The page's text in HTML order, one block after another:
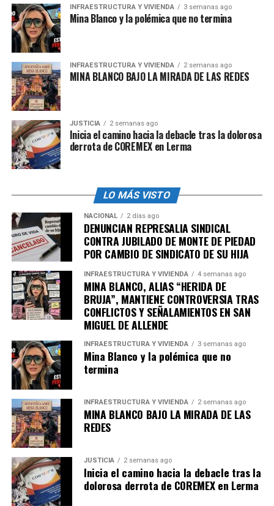
Sin consenso político para
avance
Asimismo consideraron que las propuestas de gravar
remesas no ha logrado avanzar debido a la falta de
consenso político.
Incluso dentro de sectores que podrían mostrarse
partidarios a políticas migratorias más estrictas o
restrictivas, suele prevalecer una posición crítica hacia
la creación de nuevos impuestos, lo cual limita el apoyo
a estas medidas.
En el 2017 el actual presidente estadounidense, Donald
Trump, en su primer mandato propuso un impuesto
sobre los envíos de remesas a México y no avanzó.
También está, para la referencia, el caso de Oklahoma
que desde el 2017 grava los envíos de remesas a México.
Según cifras de Banco de México Oklahoma originó 0.8%
de los envíos totales de remesas al país en el primer
trimestre del 2025, que ascienden a 112 millones de
dólares, una cifra que contrasta con los 4,400 millones
de dólares que envía California, el principal emisor de
remesas a México.
“Una posible explicación para la baja recaudación es que
la concentración de población migrante mexicana es
relativamente menor”, observaron.
Sin embargo, “en algunos casos, las personas podrían
optar por utilizar canales alternativos, incluyendo
mecanismos informales, los cuales no estarían sujetos a
la imposición fiscal aunque podrían implicar mayores
costos”.
INFRAESTRUCTURA Y VIVIENDA 3 semanas ago
Mina Blanco y la polémica que no termina
INFRAESTRUCTURA Y VIVIENDA 2 semanas ago
MINA BLANCO BAJO LA MIRADA DE LAS REDES
JUSTICIA 2 semanas ago
Inicia el camino hacia la debacle tras la dolorosa
derrota de COREMEX en Lerma
LO MÁS VISTO
NACIONAL 2 días ago
DENUNCIAN REPRESALIA SINDICAL
CONTRA JUBILADO DE MONTE DE PIEDAD
POR CAMBIO DE SINDICATO DE SU HIJA
INFRAESTRUCTURA Y VIVIENDA 4 semanas ago
MINA BLANCO, ALIAS “HERIDA DE
BRUJA”, MANTIENE CONTROVERSIA TRAS
CONFLICTOS Y SEÑALAMIENTOS EN SAN
MIGUEL DE ALLENDE
INFRAESTRUCTURA Y VIVIENDA 3 semanas ago
Mina Blanco y la polémica que no
termina
INFRAESTRUCTURA Y VIVIENDA 2 semanas ago
MINA BLANCO BAJO LA MIRADA DE LAS
REDES
JUSTICIA 2 semanas ago
Inicia el camino hacia la debacle tras la
dolorosa derrota de COREMEX en Lerma